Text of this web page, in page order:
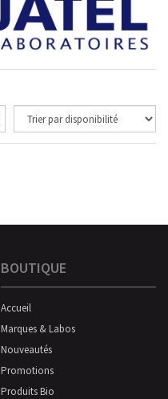
BOUTIQUE
Accueil
Marques & Labos
Nouveautés
Promotions
Produits Bio